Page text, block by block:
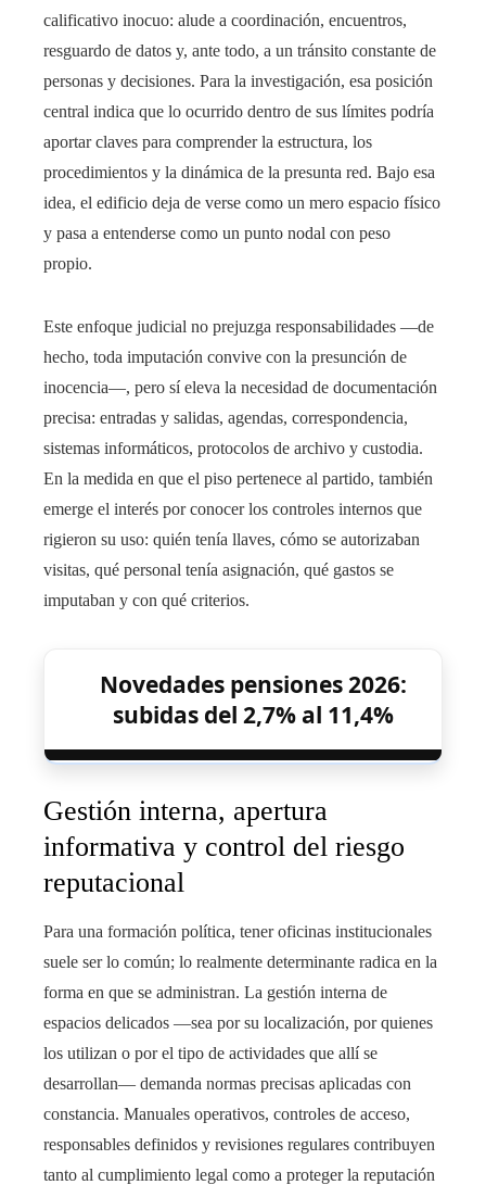
calificativo inocuo: alude a coordinación, encuentros,
resguardo de datos y, ante todo, a un tránsito constante de
personas y decisiones. Para la investigación, esa posición
central indica que lo ocurrido dentro de sus límites podría
aportar claves para comprender la estructura, los
procedimientos y la dinámica de la presunta red. Bajo esa
idea, el edificio deja de verse como un mero espacio físico
y pasa a entenderse como un punto nodal con peso
propio.
Este enfoque judicial no prejuzga responsabilidades —de
hecho, toda imputación convive con la presunción de
inocencia—, pero sí eleva la necesidad de documentación
precisa: entradas y salidas, agendas, correspondencia,
sistemas informáticos, protocolos de archivo y custodia.
En la medida en que el piso pertenece al partido, también
emerge el interés por conocer los controles internos que
rigieron su uso: quién tenía llaves, cómo se autorizaban
visitas, qué personal tenía asignación, qué gastos se
imputaban y con qué criterios.
Novedades pensiones 2026:
subidas del 2,7% al 11,4%
Gestión interna, apertura
informativa y control del riesgo
reputacional
Para una formación política, tener oficinas institucionales
suele ser lo común; lo realmente determinante radica en la
forma en que se administran. La gestión interna de
espacios delicados —sea por su localización, por quienes
los utilizan o por el tipo de actividades que allí se
desarrollan— demanda normas precisas aplicadas con
constancia. Manuales operativos, controles de acceso,
responsables definidos y revisiones regulares contribuyen
tanto al cumplimiento legal como a proteger la reputación